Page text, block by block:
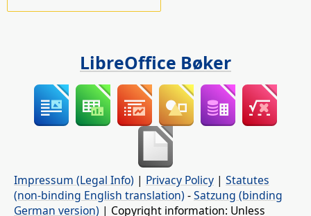
LibreOffice Bøker
Impressum (Legal Info) | Privacy Policy | Statutes
(non-binding English translation) -Satzung (binding
German version) | Copyright information: Unless